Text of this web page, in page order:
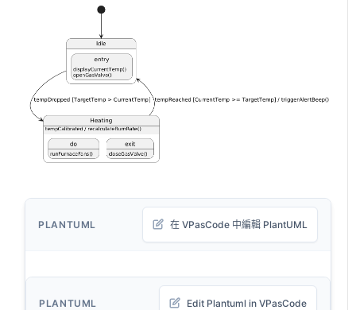
PLANTUML 在 VPasCode 中編輯 PlantUML
PLANTUML Edit Plantuml in VPasCode